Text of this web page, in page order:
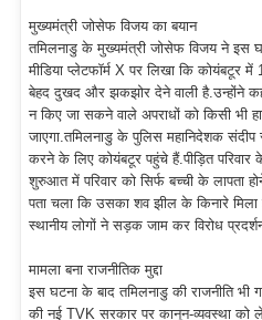
मुख्यमंत्री जोसेफ विजय का बयान
तमिलनाडु के मुख्यमंत्री जोसेफ विजय ने इस
मीडिया प्लेटफॉर्म X पर लिखा कि कोयंबटूर
बेहद दुखद और झकझोर देने वाली है.उन्होंने
न किए जा सकने वाले अपराधों को किसी भी
जाएगा.तमिलनाडु के पुलिस महानिदेशक संदीप
करने के लिए कोयंबटूर पहुंचे हैं.पीड़ित परिवार
शुरुआत में परिवार को सिर्फ बच्ची के लापता
पता चला कि उसका शव झील के किनारे
स्थानीय लोगों ने सड़क जाम कर विरोध
मामला बना राजनीतिक मुद्दा
इस घटना के बाद तमिलनाडु की राजनीति भी
की नई TVK सरकार पर कानून-व्यवस्था को